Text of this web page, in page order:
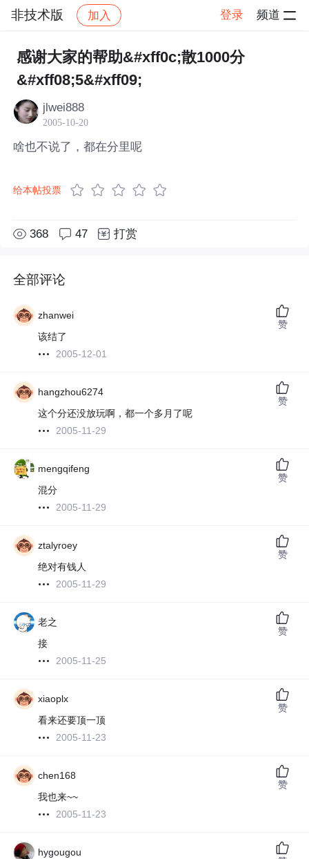
非技术版 加入 登录 频道
社区 非技术版 帖子详情
感谢大家的帮助&#xff0c;散1000分
&#xff08;5&#xff09;
jlwei888
2005-10-20
啥也不说了，都在分里呢
给本帖投票
368 47 打赏
全部评论
zhanwei
该结了
2005-12-01
赞
hangzhou6274
这个分还没放玩啊，都一个多月了呢
2005-11-29
赞
mengqifeng
混分
2005-11-29
赞
ztalyroey
绝对有钱人
2005-11-29
赞
老之
接
2005-11-25
赞
xiaoplx
看来还要顶一顶
2005-11-23
赞
chen168
我也来~~
2005-11-23
赞
hygougou